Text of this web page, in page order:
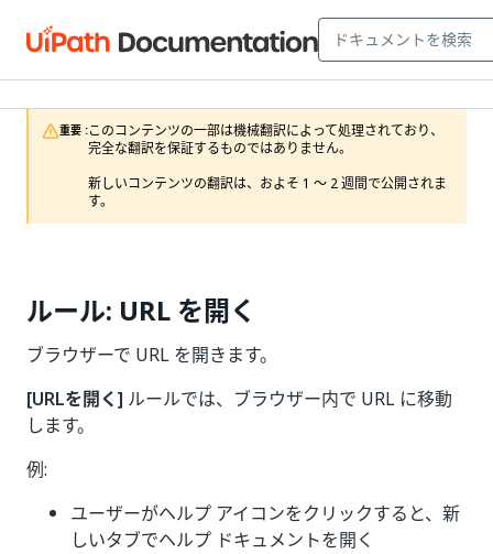
重要 :このコンテンツの一部は機械翻訳によって処理されており、
完全な翻訳を保証するものではありません。
新しいコンテンツの翻訳は、およそ 1 ～ 2 週間で公開されま
す。
ルール: URL を開く
ブラウザーで URL を開きます。
[URLを開く] ルールでは、ブラウザー内で URL に移動
します。
例:
ユーザーがヘルプ アイコンをクリックすると、新
しいタブでヘルプ ドキュメントを開く